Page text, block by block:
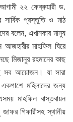
আগামী ২২ ফেব্রুয়ারী ড.
প্রস্তুতি ও মাঠ
বলেন, এখানকার মানুষ
মাহফিল ঘিরে
মিজানুর রহমানের কাছ
সব আয়োজন। যা সারা
একপাশে মহিলাদের জন্য
মাহফিল বাস্তবায়ন
গিফারীসহ স্থানীয়